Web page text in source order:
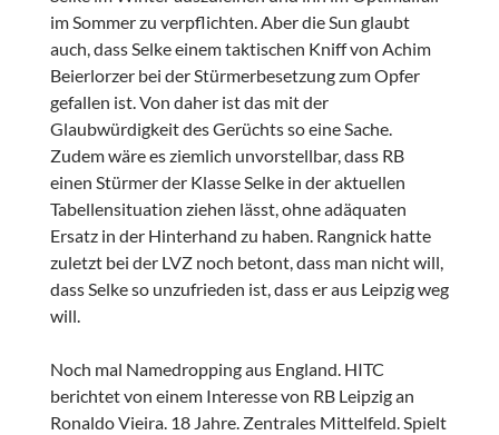
im Sommer zu verpflichten. Aber die Sun glaubt
auch, dass Selke einem taktischen Kniff von Achim
Beierlorzer bei der Stürmerbesetzung zum Opfer
gefallen ist. Von daher ist das mit der
Glaubwürdigkeit des Gerüchts so eine Sache.
Zudem wäre es ziemlich unvorstellbar, dass RB
einen Stürmer der Klasse Selke in der aktuellen
Tabellensituation ziehen lässt, ohne adäquaten
Ersatz in der Hinterhand zu haben. Rangnick hatte
zuletzt bei der LVZ noch betont, dass man nicht will,
dass Selke so unzufrieden ist, dass er aus Leipzig weg
will.
Noch mal Namedropping aus England. HITC
berichtet von einem Interesse von RB Leipzig an
Ronaldo Vieira. 18 Jahre. Zentrales Mittelfeld. Spielt